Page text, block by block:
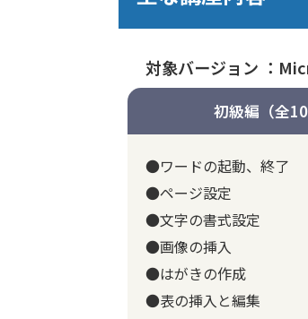
対象バージョン ：
初級編（全10
●ワードの起動、終了
●ページ設定
●文字の書式設定
●画像の挿入
●はがきの作成
●表の挿入と編集